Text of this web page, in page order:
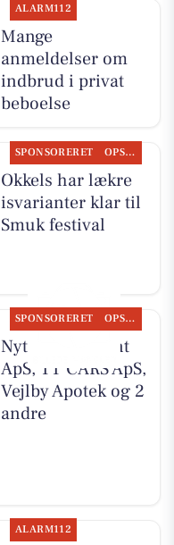
ALARM112
Mange
anmeldelser om
indbrud i privat
beboelse
SPONSORERET OPSLAGSTAVLEN
Okkels har lækre
isvarianter klar til
Smuk festival
SPONSORERET OPSLAGSTAVLEN
Nyt fra Fairpaint
ApS, TT CARS ApS,
Vejlby Apotek og 2
andre
ALARM112